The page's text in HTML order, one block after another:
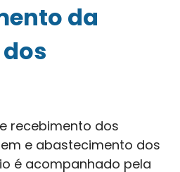
da
recebimento dos
e abastecimento dos
é acompanhado pela